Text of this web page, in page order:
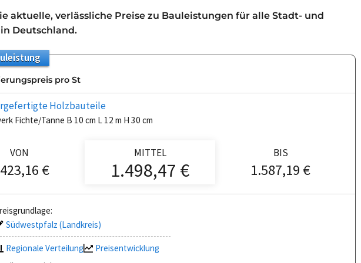
aktuelle, verlässliche Preise zu Bauleistungen für alle Stadt- und
Deutschland.
pro St
Holzbauteile
Fichte/Tanne B 10 cm L 12 m H 30 cm
VON
€
MITTEL
1.498,47 €
BIS
1.587,19 €
Südwestpfalz (Landkreis)
Regionale Verteilung
Preisentwicklung